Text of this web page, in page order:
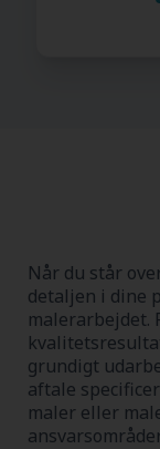
Når du står
detaljen i dine
malerarbejdet.
grundigt
aftale
maler eller